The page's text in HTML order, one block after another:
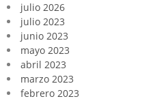
julio 2026
julio 2023
junio 2023
mayo 2023
abril 2023
marzo 2023
febrero 2023